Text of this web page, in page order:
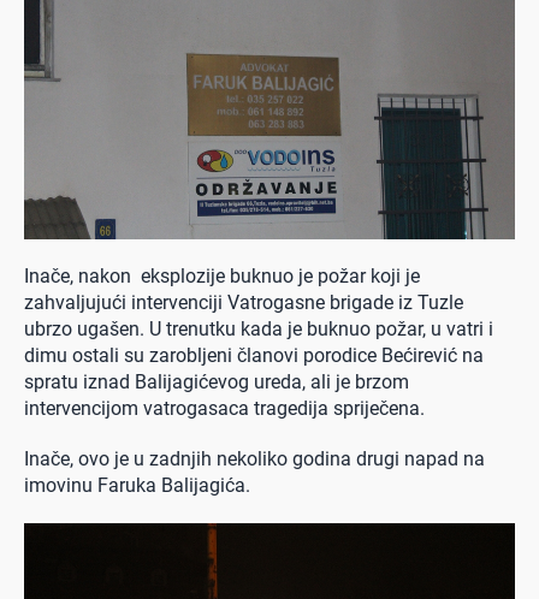
Inače, nakon eksplozije buknuo je požar koji je
zahvaljujući intervenciji Vatrogasne brigade iz Tuzle
ubrzo ugašen. U trenutku kada je buknuo požar, u vatri i
dimu ostali su zarobljeni članovi porodice Bećirević na
spratu iznad Balijagićevog ureda, ali je brzom
intervencijom vatrogasaca tragedija spriječena.
Inače, ovo je u zadnjih nekoliko godina drugi napad na
imovinu Faruka Balijagića.